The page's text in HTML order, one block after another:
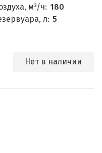
м³/ч: 180
л: 5
Нет в наличии